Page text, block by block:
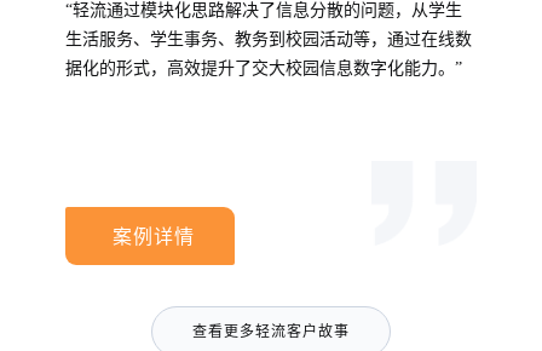
“轻流通过模块化思路解决了信息分散的问题，从学生
生活服务、学生事务、教务到校园活动等，通过在线数
据化的形式，高效提升了交大校园信息数字化能力。”
案例详情
查看更多轻流客户故事